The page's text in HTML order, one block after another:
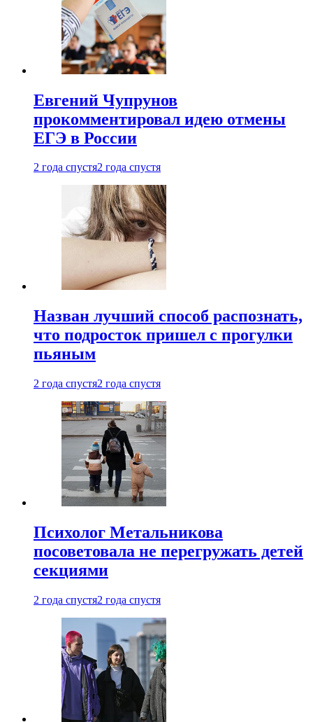
Евгений Чупрунов
прокомментировал идею отмены
ЕГЭ в России
2 года спустя2 года спустя
Назван лучший способ распознать,
что подросток пришел с прогулки
пьяным
2 года спустя2 года спустя
Психолог Метальникова
посоветовала не перегружать детей
секциями
2 года спустя2 года спустя